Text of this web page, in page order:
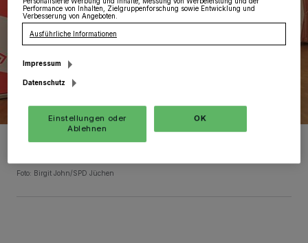
Foto: Birgit John/SPD Jüchen
Performance von Inhalten, Zielgruppenforschung sowie Entwicklung und
Verbesserung von Angeboten.
Ausführliche Informationen
Impressum
Datenschutz
Einstellungen oder
Ablehnen
OK